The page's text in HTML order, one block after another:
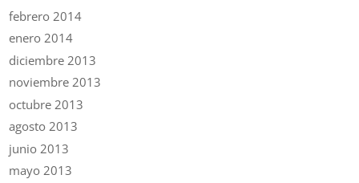
febrero 2014
enero 2014
diciembre 2013
noviembre 2013
octubre 2013
agosto 2013
junio 2013
mayo 2013